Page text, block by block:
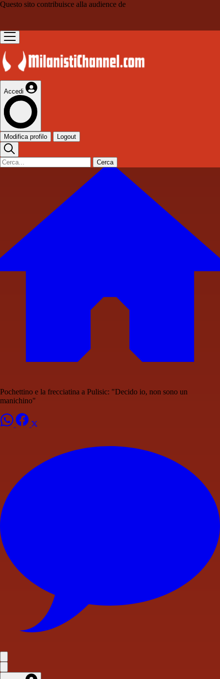
Questo sito contribuisce alla audience de
Accedi
Modifica profilo Logout
Cerca
Pochettino e la frecciatina a Pulisic: "Decido io, non sono un
manichino"